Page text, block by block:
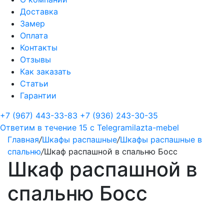
Доставка
Замер
Оплата
Контакты
Отзывы
Как заказать
Статьи
Гарантии
+7 (967) 443-33-83 +7 (936) 243-30-35
Ответим в течение 15 с Telegramilazta-mebel
Главная/Шкафы распашные/Шкафы распашные в
спальню/Шкаф распашной в спальню Босс
Шкаф распашной в
спальню Босс